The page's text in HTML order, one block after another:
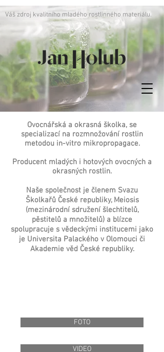
Váš zdroj kvalitního mladého rostlinného materiálu.
Ovocnářská a okrasná školka, se
specializací na rozmnožování rostlin
metodou in-vitro mikropropagace.
Producent mladých i hotových ovocných a
okrasných rostlin.
Naše společnost je členem Svazu
Školkařů České republiky, Meiosis
(mezinárodní sdružení šlechtitelů,
pěstitelů a množitelů) a blízce
spolupracuje s vědeckými institucemi jako
je Universita Palackého v Olomouci či
Akademie věd České republiky.
FOTO
VIDEO